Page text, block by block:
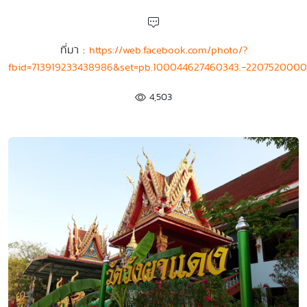
ที่มา : https://web.facebook.com/photo/?
fbid=713919233438986&set=pb.100044627460343.-2207520000
4,503